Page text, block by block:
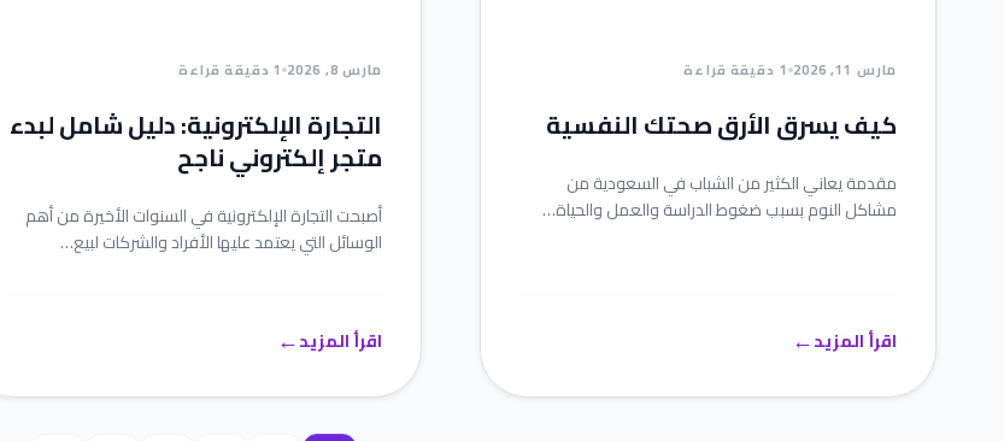
مارس 11, 2026 1 دقيقة قراءة
كيف يسرق الأرق صحتك النفسية
مقدمة يعاني الكثير من الشباب في السعودية من
مشاكل النوم بسبب ضغوط الدراسة والعمل والحياة…
اقرأ المزيد←
مارس 8, 2026 1 دقيقة قراءة
التجارة الإلكترونية: دليل شامل لبدء
متجر إلكتروني ناجح
أصبحت التجارة الإلكترونية في السنوات الأخيرة من أهم
الوسائل التي يعتمد عليها الأفراد والشركات لبيع…
اقرأ المزيد←